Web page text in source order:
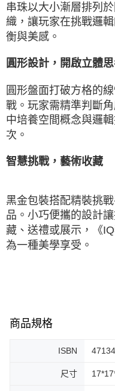
串珠以大小漸層排列
織，讓玩家在挑戰邏
衡與美感。
圓形設計，開啟立體
圓形盤面打破方格的
戰。玩家需精準判斷
中培養空間概念與邏
次。
智慧挑戰，藝術收藏
黑金包裝搭配精裝挑
品。小巧便攜的設計
藏、送禮或展示，《
為一種美學享受。
商品規格
ISBN
尺寸